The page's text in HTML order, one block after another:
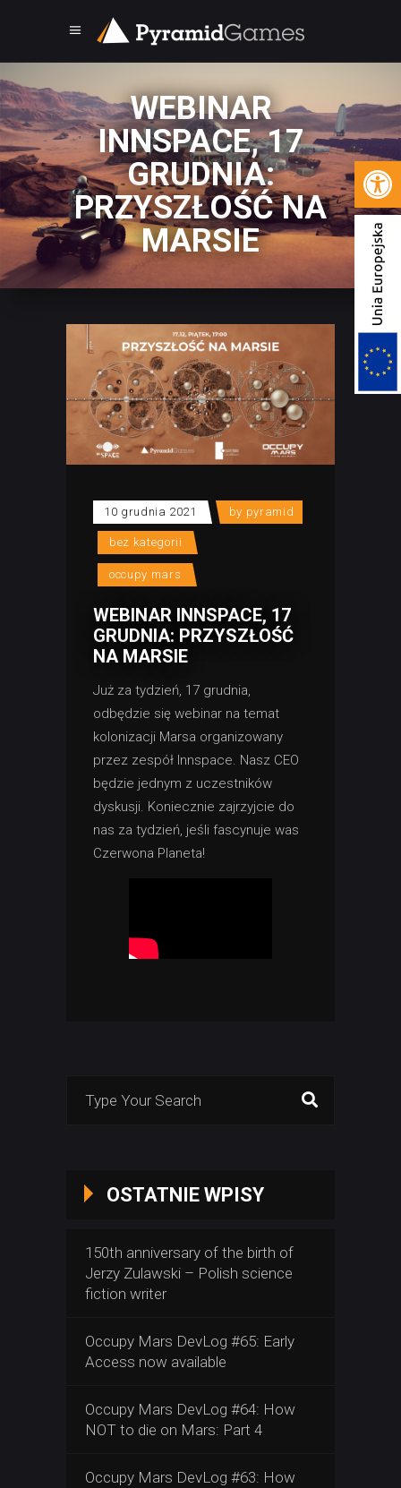
WEBINAR
INNSPACE, 17
GRUDNIA:
PRZYSZŁOŚĆ NA
MARSIE
10 grudnia 2021 by pyramid
bez kategorii
occupy mars
WEBINAR INNSPACE, 17
GRUDNIA: PRZYSZŁOŚĆ
NA MARSIE
Już za tydzień, 17 grudnia,
odbędzie się webinar na temat
kolonizacji Marsa organizowany
przez zespół Innspace. Nasz CEO
będzie jednym z uczestników
dyskusji. Koniecznie zajrzyjcie do
nas za tydzień, jeśli fascynuje was
Czerwona Planeta!
OSTATNIE WPISY
150th anniversary of the birth of
Jerzy Zulawski – Polish science
fiction writer
Occupy Mars DevLog #65: Early
Access now available
Occupy Mars DevLog #64: How
NOT to die on Mars: Part 4
Occupy Mars DevLog #63: How